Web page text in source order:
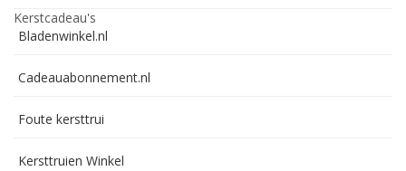
Kerstcadeau's
Bladenwinkel.nl
Cadeauabonnement.nl
Foute kersttrui
Kersttruien Winkel